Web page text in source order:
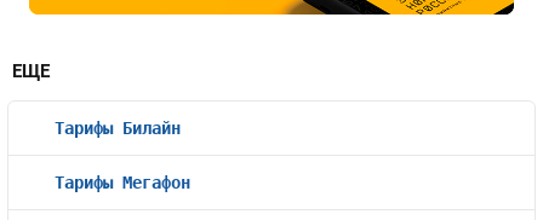
ЕЩЕ
Тарифы Билайн
Тарифы Мегафон